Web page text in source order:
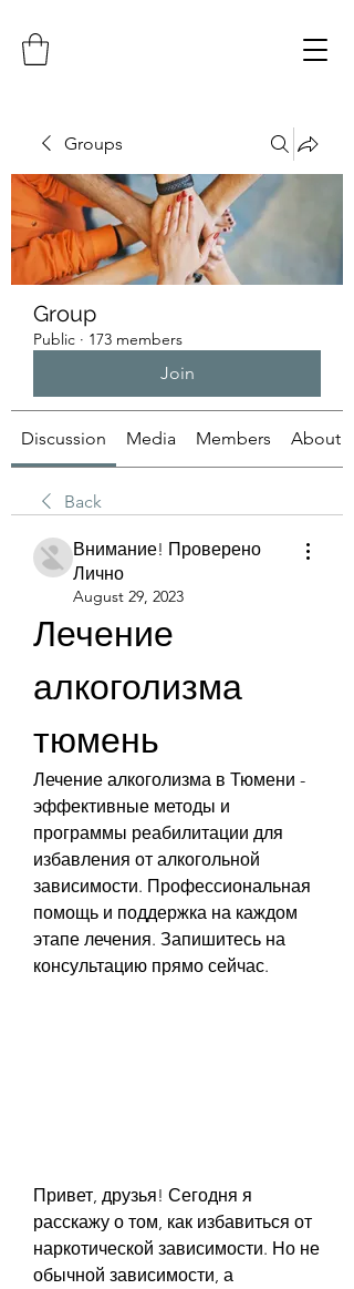
Groups
Group
Public · 173 members
Join
Discussion Media Members About
Back
Внимание! Проверено
Лично
August 29, 2023
Лечение
алкоголизма
тюмень
Лечение алкоголизма в Тюмени -
эффективные методы и
программы реабилитации для
избавления от алкогольной
зависимости. Профессиональная
помощь и поддержка на каждом
этапе лечения. Запишитесь на
консультацию прямо сейчас.
Привет, друзья! Сегодня я
расскажу о том, как избавиться от
наркотической зависимости. Но не
обычной зависимости, а